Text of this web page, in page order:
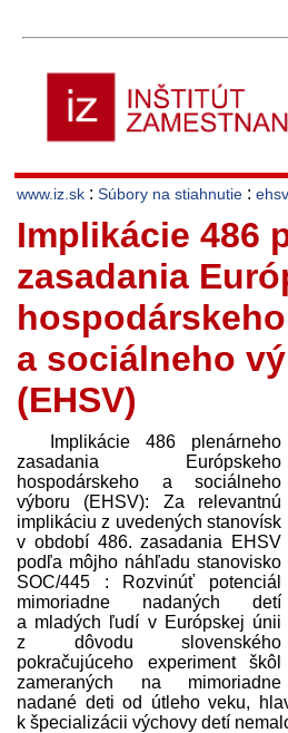
www.iz.sk : Súbory na stiahnutie :
Implikácie 486
zasadania
hospodárskeho
a sociálneho
(EHSV)
Implikácie 486 plenárneho
zasadania Európskeho
hospodárskeho a sociálneho
výboru (EHSV): Za relevantnú
implikáciu z uvedených stanovísk
v období 486. zasadania EHSV
podľa môjho náhľadu stanovisko
SOC/445 : Rozvinúť potenciál
mimoriadne nadaných detí
a mladých ľudí v Európskej únii
z dôvodu slovenského
pokračujúceho experiment škôl
zameraných na mimoriadne
nadané deti od útleho veku,
k špecializácii výchovy detí